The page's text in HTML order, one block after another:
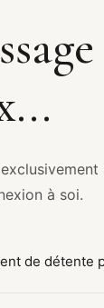
à soi.
de détente